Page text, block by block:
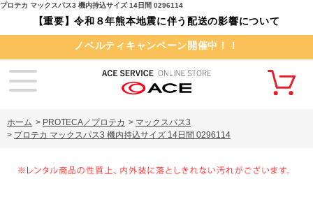
プロテカ マックスパス3 機内持込サイズ 14日間 0296114
【重要】令和８年熊本地震に伴う配送の影響について
ノベルティキャンペーン開催中！！
ホーム > PROTECA／プロテカ > マックスパス3
> プロテカ マックスパス3 機内持込サイズ 14日間 0296114